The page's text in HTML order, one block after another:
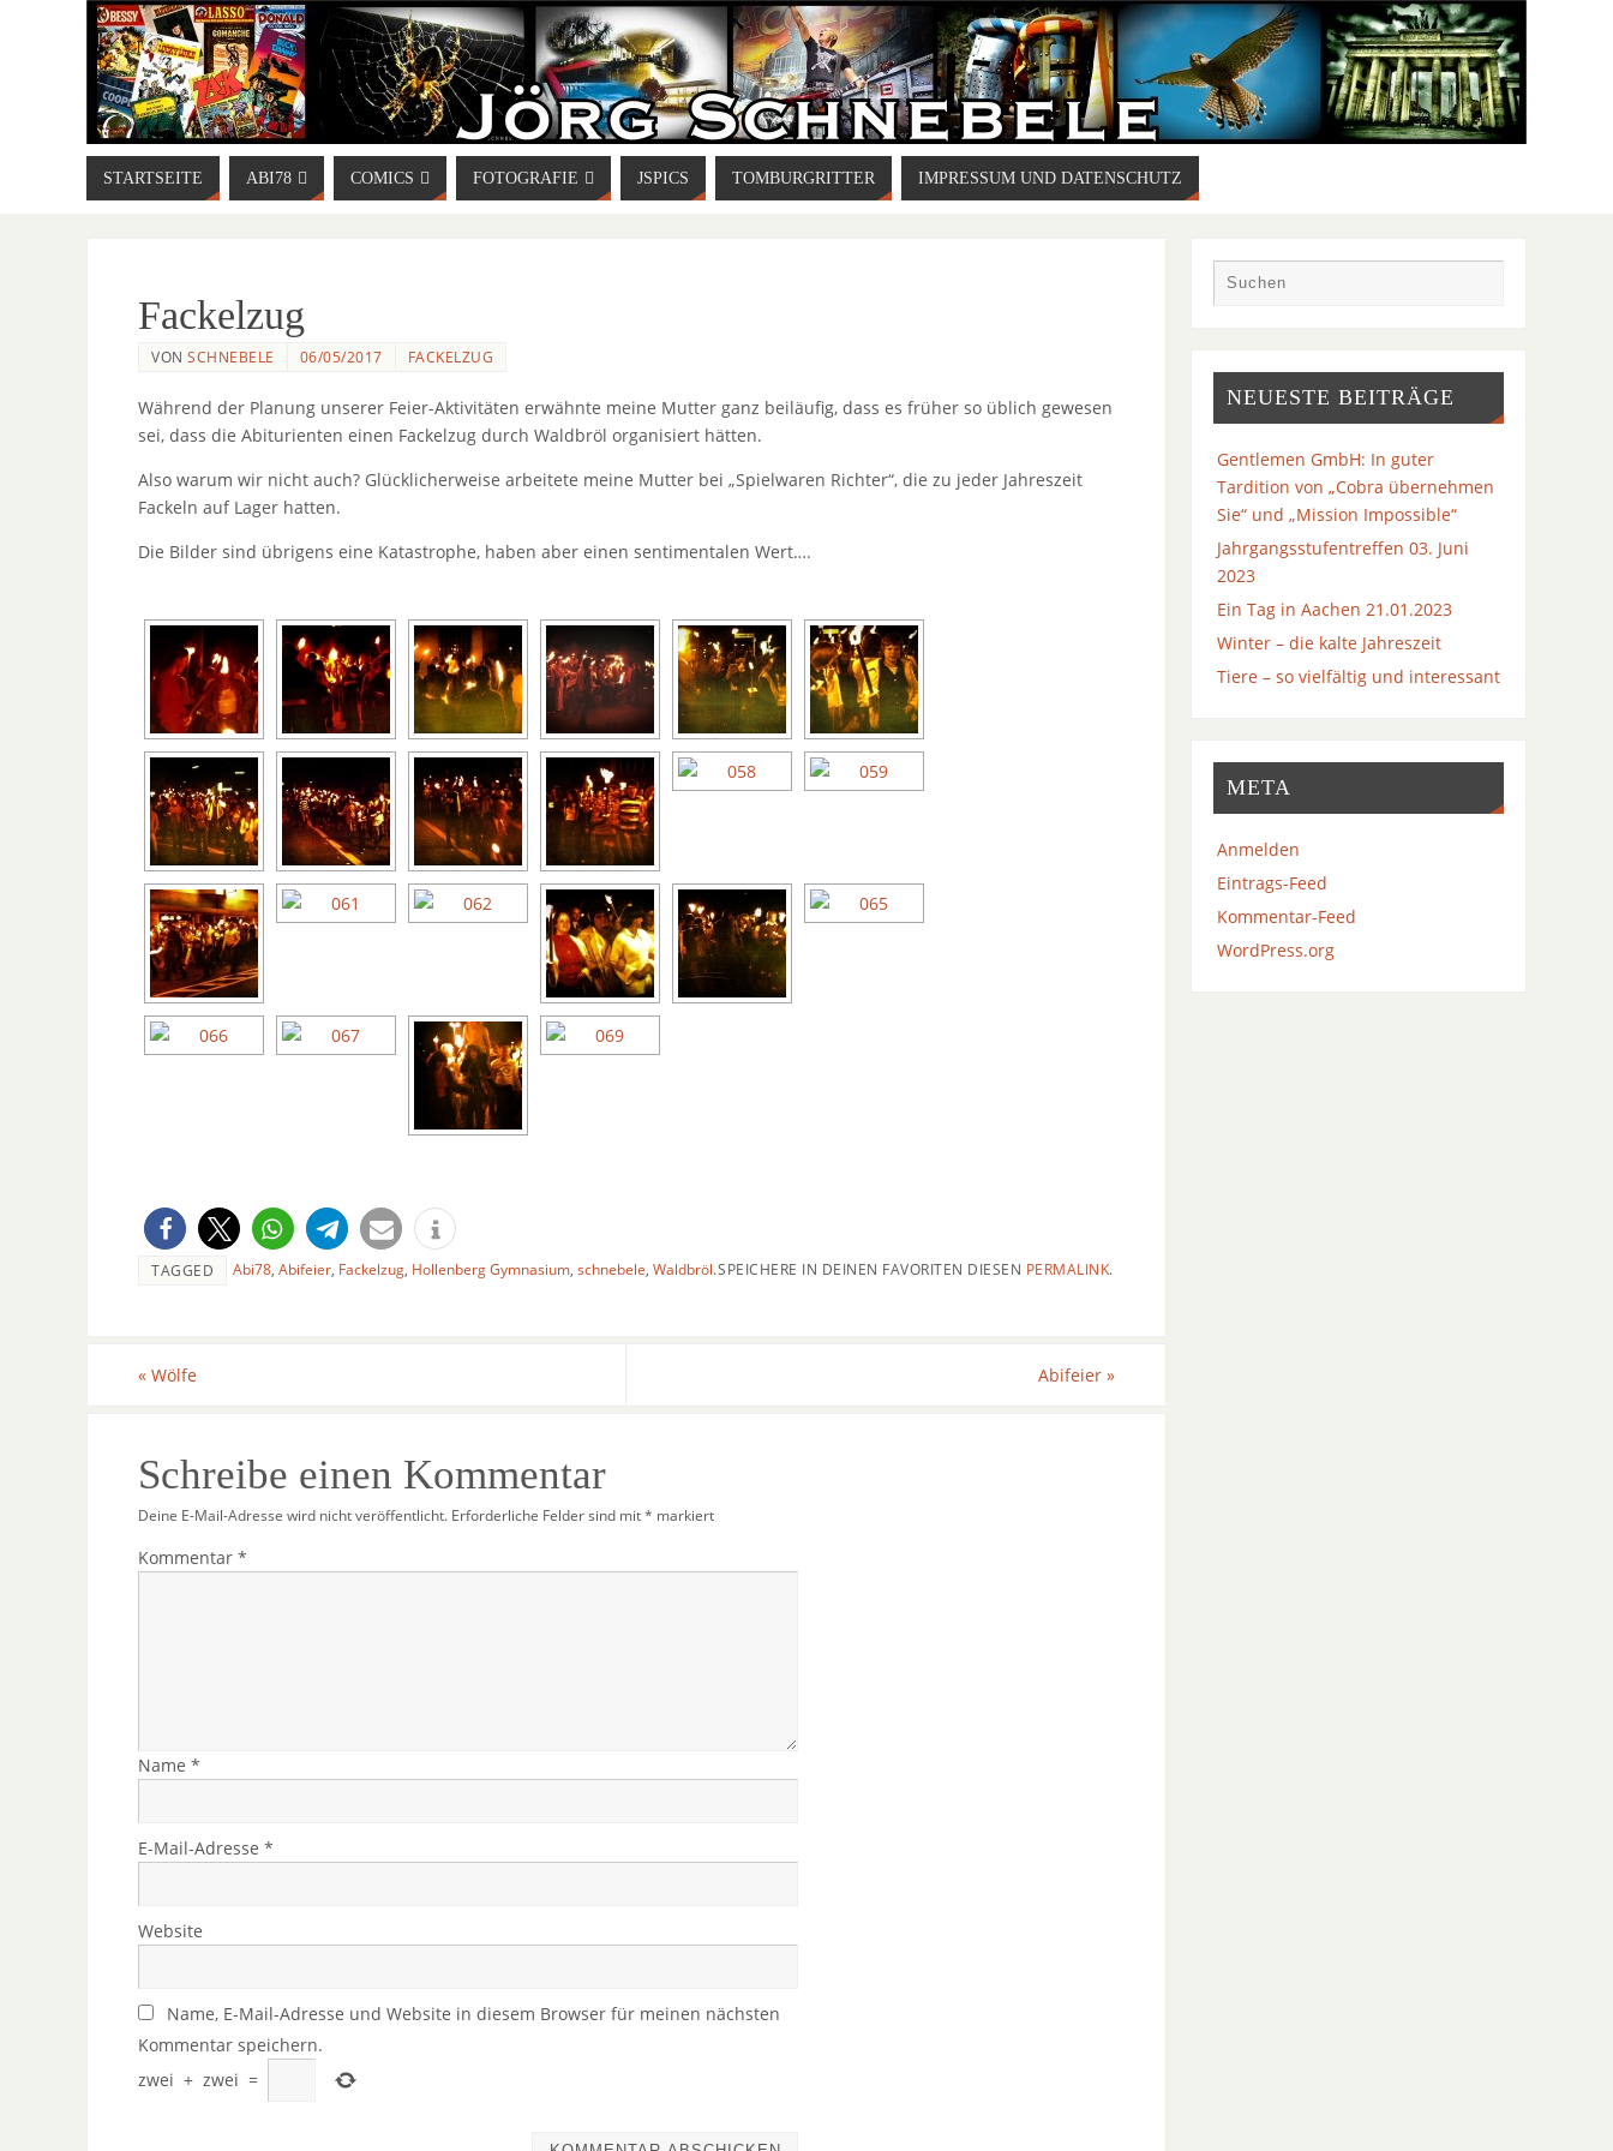
STARTSEITE ABI78 COMICS FOTOGRAFIE JSPICS TOMBURGRITTER IMPRESSUM UND DATENSCHUTZ
Fackelzug
VON SCHNEBELE 06/05/2017 FACKELZUG
Während der Planung unserer Feier-Aktivitäten erwähnte meine Mutter ganz beiläufig, dass es früher so üblich gewesen
sei, dass die Abiturienten einen Fackelzug durch Waldbröl organisiert hätten.
Also warum wir nicht auch? Glücklicherweise arbeitete meine Mutter bei „Spielwaren Richter“, die zu jeder Jahreszeit
Fackeln auf Lager hatten.
Die Bilder sind übrigens eine Katastrophe, haben aber einen sentimentalen Wert….
TAGGED Abi78 Abifeier Fackelzug Hollenberg Gymnasium schnebele Waldbröl.SPEICHERE IN DEINEN FAVORITEN DIESEN PERMALINK.
« Wölfe Abifeier »
Schreibe einen Kommentar
Deine E-Mail-Adresse wird nicht veröffentlicht. Erforderliche Felder sind mit* markiert
Kommentar *
Name *
E-Mail-Adresse *
Website
Name, E-Mail-Adresse und Website in diesem Browser für meinen nächsten
Kommentar speichern.
zwei + zwei =
NEUESTE BEITRÄGE
Gentlemen GmbH: In guter
Tardition von „Cobra übernehmen
Sie“ und „Mission Impossible“
Jahrgangsstufentreffen 03. Juni
2023
Ein Tag in Aachen 21.01.2023
Winter – die kalte Jahreszeit
Tiere – so vielfältig und interessant
META
Anmelden
Eintrags-Feed
Kommentar-Feed
WordPress.org